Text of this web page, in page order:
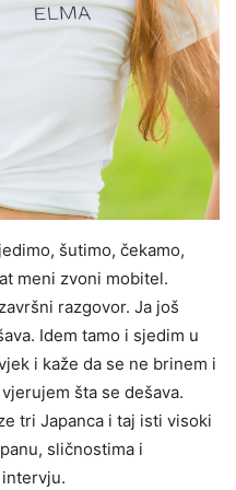
šutimo, čekamo,
meni zvoni mobitel.
razgovor. Ja još
Idem tamo i sjedim u
i kaže da se ne brinem i
šta se dešava.
tri Japanca i taj isti visoki
sličnostima i